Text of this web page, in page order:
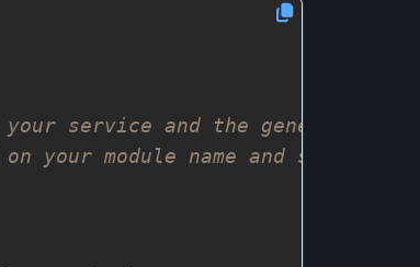
service and the generated
your module name and service